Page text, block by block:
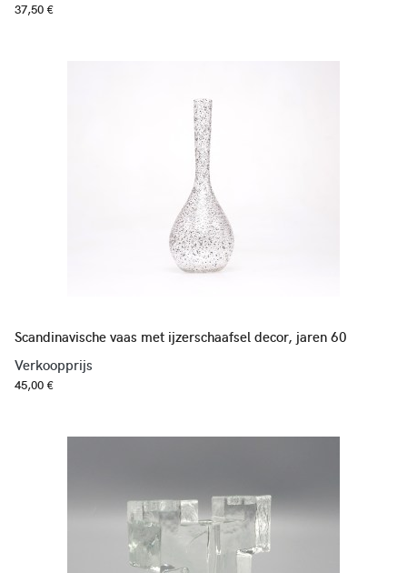
37,50 €
Scandinavische vaas met ijzerschaafsel decor, jaren 60
Verkoopprijs
45,00 €